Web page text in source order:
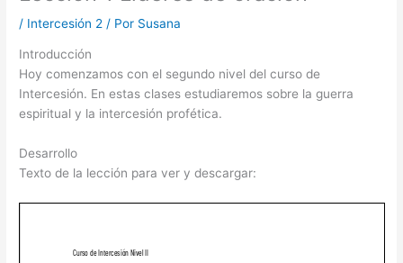
/ Intercesión 2 / Por Susana
Introducción
Hoy comenzamos con el segundo nivel del curso de
Intercesión. En estas clases estudiaremos sobre la guerra
espiritual y la intercesión profética.
Desarrollo
Texto de la lección para ver y descargar: